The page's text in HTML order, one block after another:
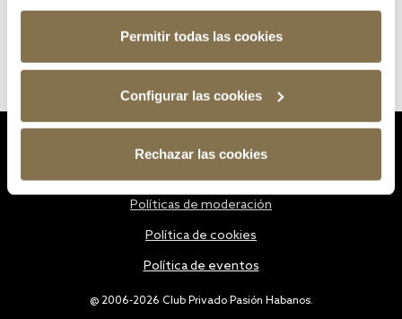
Permitir todas las cookies
Configurar las cookies
Rechazar las cookies
@ 2006-2026 Club Privado Pasión Habanos.
Políticas de moderación
Política de cookies
Política de eventos